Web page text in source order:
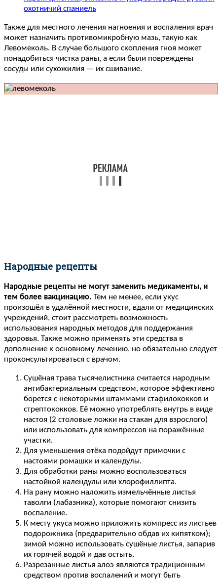
охотничий спаниель
Также для местного лечения нагноения и воспаления врач
может назначить противомикробную мазь, такую как
Левомеколь. В случае большого скопления гноя может
понадобиться чистка раны, а если были повреждены
сосуды или сухожилия — их сшивание.
Народные рецепты
Народные рецепты не могут заменить медикаменты, и
тем более вакцинацию. Тем не менее, если укус
произошёл в удалённой местности, вдали от медицинских
учреждений, стоит рассмотреть возможность
использования народных методов для поддержания
здоровья. Также можно применять эти средства в
дополнение к основному лечению, но обязательно следует
проконсультироваться с врачом.
Сушёная трава тысячелистника считается народным
антибактериальным средством, которое эффективно
борется с некоторыми штаммами стафилококков и
стрептококков. Её можно употреблять внутрь в виде
настоя (2 столовые ложки на стакан для взрослого)
или использовать для компрессов на поражённые
участки.
Для уменьшения отёка подойдут примочки с
настоями ромашки и календулы.
Для обработки раны можно воспользоваться
настойкой календулы или хлорофиллипта.
На рану можно наложить измельчённые листья
таволги (лабазника), которые помогают снизить
воспаление.
К месту укуса можно приложить компресс из листьев
подорожника (предварительно обдав их кипятком);
зимой можно использовать сушёные листья, запарив
их горячей водой и дав остыть.
Разрезанные листья алоэ являются традиционным
средством против воспалений и могут быть